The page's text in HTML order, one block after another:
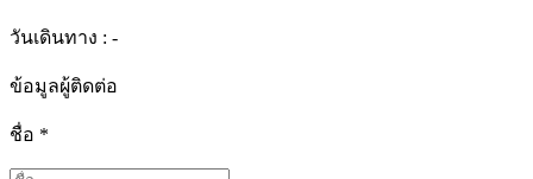
วันเดินทาง : -
ข้อมูลผู้ติดต่อ
ชื่อ *